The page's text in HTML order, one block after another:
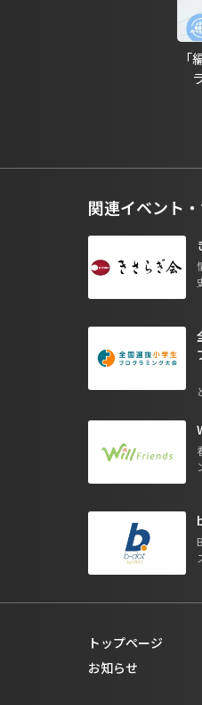
関連イベント
トップページ
お知らせ